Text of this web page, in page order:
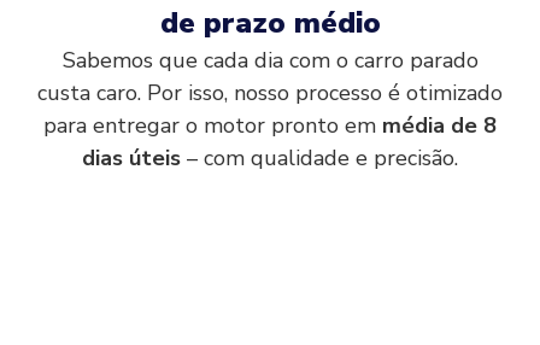
de prazo médio
Sabemos que cada dia com o carro parado
custa caro. Por isso, nosso processo é otimizado
para entregar o motor pronto em média de 8
dias úteis – com qualidade e precisão.